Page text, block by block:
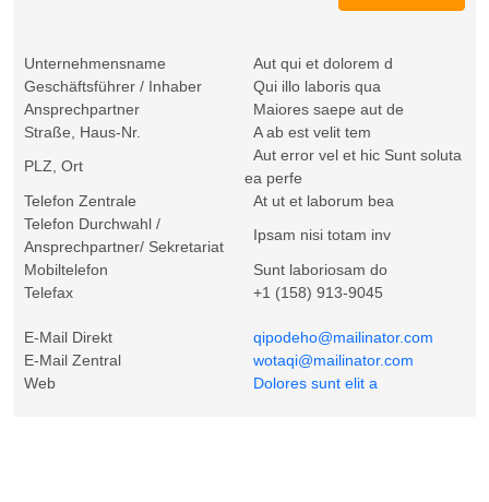
Unternehmensname
Aut qui et dolorem d
Geschäftsführer / Inhaber
Qui illo laboris qua
Ansprechpartner
Maiores saepe aut de
Straße, Haus-Nr.
A ab est velit tem
PLZ, Ort
Aut error vel et hic Sunt soluta
ea perfe
Telefon Zentrale
At ut et laborum bea
Telefon Durchwahl /
Ansprechpartner/ Sekretariat
Ipsam nisi totam inv
Mobiltelefon
Sunt laboriosam do
Telefax
+1 (158) 913-9045
E-Mail Direkt
qipodeho@mailinator.com
E-Mail Zentral
wotaqi@mailinator.com
Web
Dolores sunt elit a